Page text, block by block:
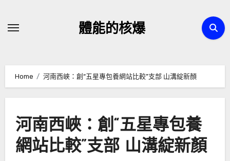
體能的核爆
Home 河南西峽：創“五星專包養網站比較”支部 山溝綻新顏
河南西峽：創“五星專包養
網站比較”支部 山溝綻新顏